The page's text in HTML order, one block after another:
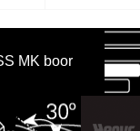
MK boor